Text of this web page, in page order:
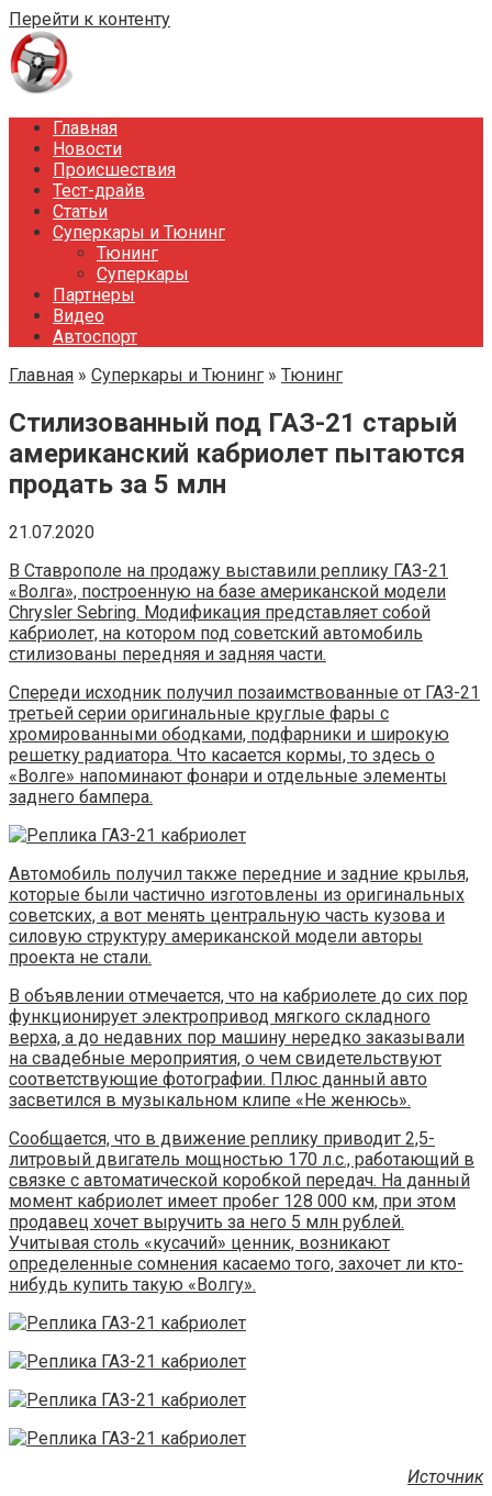
Перейти к контенту
Главная
Новости
Происшествия
Тест-драйв
Статьи
Суперкары и Тюнинг
Тюнинг
Суперкары
Партнеры
Видео
Автоспорт
Главная » Суперкары и Тюнинг » Тюнинг
Стилизованный под ГАЗ-21 старый
американский кабриолет пытаются
продать за 5 млн
21.07.2020
В Ставрополе на продажу выставили реплику ГАЗ-21
«Волга», построенную на базе американской модели
Chrysler Sebring. Модификация представляет собой
кабриолет, на котором под советский автомобиль
стилизованы передняя и задняя части.
Спереди исходник получил позаимствованные от ГАЗ-21
третьей серии оригинальные круглые фары с
хромированными ободками, подфарники и широкую
решетку радиатора. Что касается кормы, то здесь о
«Волге» напоминают фонари и отдельные элементы
заднего бампера.
Автомобиль получил также передние и задние крылья,
которые были частично изготовлены из оригинальных
советских, а вот менять центральную часть кузова и
силовую структуру американской модели авторы
проекта не стали.
В объявлении отмечается, что на кабриолете до сих пор
функционирует электропривод мягкого складного
верха, а до недавних пор машину нередко заказывали
на свадебные мероприятия, о чем свидетельствуют
соответствующие фотографии. Плюс данный авто
засветился в музыкальном клипе «Не женюсь».
Сообщается, что в движение реплику приводит 2,5-
литровый двигатель мощностью 170 л.с., работающий в
связке с автоматической коробкой передач. На данный
момент кабриолет имеет пробег 128 000 км, при этом
продавец хочет выручить за него 5 млн рублей.
Учитывая столь «кусачий» ценник, возникают
определенные сомнения касаемо того, захочет ли кто-
нибудь купить такую «Волгу».
Источник